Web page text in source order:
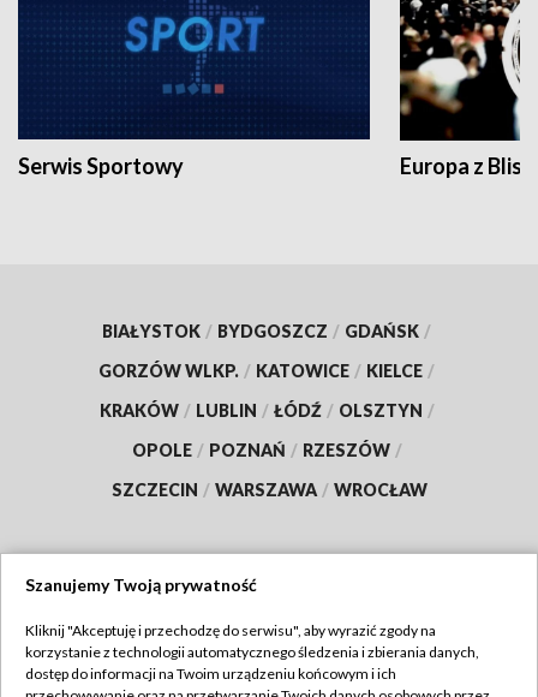
Serwis Sportowy Europa z
BIAŁYSTOK / BYDGOSZCZ / GDAŃSK /
GORZÓW WLKP. / KATOWICE / KIELCE /
KRAKÓW / LUBLIN / ŁÓDŹ / OLSZTYN /
OPOLE / POZNAŃ / RZESZÓW /
SZCZECIN / WARSZAWA / WROCŁAW
TVP
Szanujemy Twoją prywatność
Kliknij "Akceptuję i przechodzę do serwisu", aby wyrazić zgody na
korzystanie z technologii automatycznego śledzenia i zbierania danych,
dostęp do informacji na Twoim urządzeniu końcowym i ich